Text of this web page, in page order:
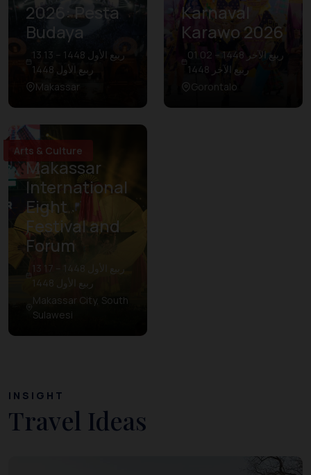
2026: Pesta
Budaya
13 ربيع الأول 1448 – 13
ربيع الأول 1448
Makassar
Karnaval
Karawo 2026
01 ربيع الآخر 1448 – 02
ربيع الآخر 1448
Gorontalo
Arts & Culture
Makassar
International
Eight
Festival and
Forum
13 ربيع الأول 1448 – 17
ربيع الأول 1448
Makassar City, South
Sulawesi
INSIGHT
Travel Ideas